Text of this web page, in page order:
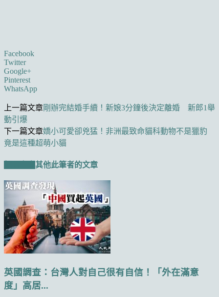
Facebook
Twitter
Google+
Pinterest
WhatsApp
上一篇文章剛辦完結婚手續！新娘3分鐘後決定離婚 新郎1舉
動引爆
下一篇文章嬌小可愛卻兇猛！非洲最致命貓科動物不是獵豹
竟是這種超萌小貓
其他此筆者的文章
英國調查：台灣人對自己很有自信！「外在滿意
度」高居...